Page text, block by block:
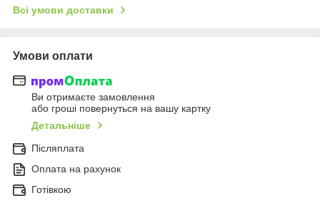
Всі умови доставки
Умови оплати
Ви отримаєте замовлення
або гроші повернуться на вашу картку
Детальніше
Післяплата
Оплата на рахунок
Готівкою